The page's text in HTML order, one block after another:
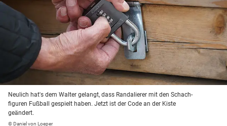
Neulich hat's dem Walter gelangt, dass Randalierer mit den Schach-
figuren Fußball gespielt haben. Jetzt ist der Code an der Kiste
geändert.
© Daniel von Loeper